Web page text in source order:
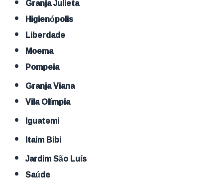
Higienópolis
Liberdade
Moema
Pompeia
Granja Viana
Vila Olímpia
Iguatemi
Itaim Bibi
Jardim São Luís
Saúde